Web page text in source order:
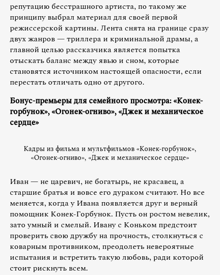
репутацию бесстрашного артиста, по такому же
принципу выбрал материал для своей первой
режиссерской картины. Лента снята на границе сразу
двух жанров — триллера и криминальной драмы, а
главной целью рассказчика является попытка
отыскать баланс между явью и сном, которые
становятся источником настоящей опасности, если
перестать отличать одно от другого.
Бонус-премьеры для семейного просмотра: «Конек-
горбунок», «Огонек-огниво», «Джек и механическое
сердце»
Кадры из фильма и мультфильмов «Конек-горбунок»,
«Огонек-огниво», «Джек и механическое сердце»
Иван — не царевич, не богатырь, не красавец, а
старшие братья и вовсе его дураком считают. Но все
меняется, когда у Ивана появляется друг и верный
помощник Конек-Горбунок. Пусть он ростом невелик,
зато умный и смелый. Ивану с Коньком предстоит
проверить свою дружбу на прочность, столкнуться с
коварным противником, преодолеть невероятные
испытания и встретить такую любовь, ради которой
стоит рискнуть всем.